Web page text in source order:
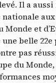
Il a
aux
et
belle 22e
pas
du